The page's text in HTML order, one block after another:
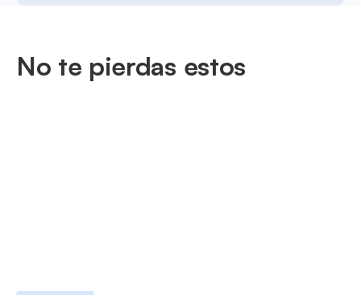
No te pierdas estos